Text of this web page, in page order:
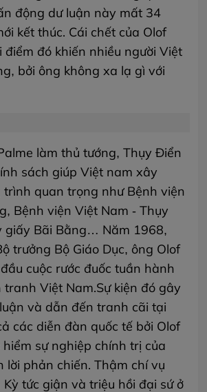
động dư luận này mất 34
kết thúc. Cái chết của Olof
điểm đó khiến nhiều người Việt
bởi ông không xa lạ gì với
làm thủ tướng, Thụy Điển
sách giúp Việt nam xây
trình quan trọng như Bệnh viện
Bệnh viện Việt Nam - Thụy
giấy Bãi Bằng… Năm 1968,
trưởng Bộ Giáo Dục, ông Olof
cuộc rước đuốc tuần hành
tranh Việt Nam.Sự kiện đó gây
và dẫn đến tranh cãi tại
các diễn đàn quốc tế bởi Olof
sự nghiệp chính trị của
lời phản chiến. Thậm chí vụ
tức giận và triệu hồi đại sứ ở